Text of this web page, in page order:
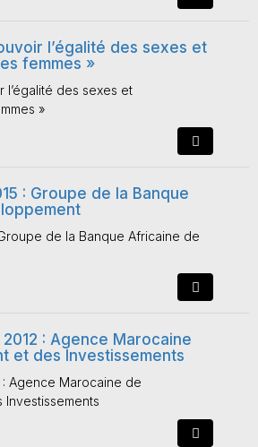
l’égalité des sexes et
femmes »
l’égalité des sexes et
»
: Groupe de la Banque
de la Banque Africaine de
: Agence Marocaine
et des Investissements
: Agence Marocaine de